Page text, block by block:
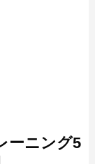
ーニング5